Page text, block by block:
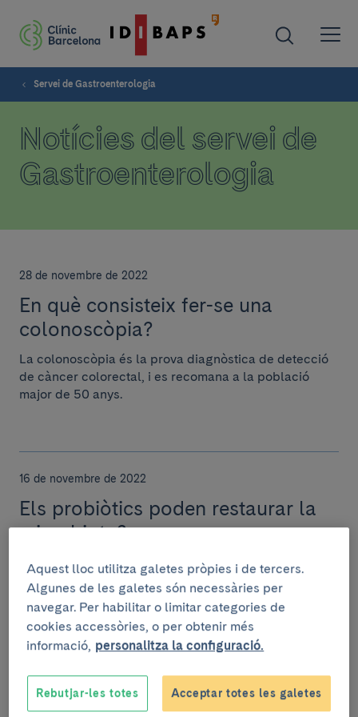
Servei de Gastroenterologia
Notícies del servei de
Gastroenterologia
28 de novembre de 2022
En què consisteix fer-se una
colonoscòpia?
La colonoscòpia és la prova diagnòstica de detecció
de càncer colorectal, i es recomana a la població
major de 50 anys.
16 de novembre de 2022
Els probiòtics poden restaurar la
microbiota?
Els probiòtics són microorganismes beneficiosos per
la salut, ajuden a equilibrar la microbiota intestinal,
que té una gran importància per enforti...
Vuit investigadors del Clínic-
Aquest lloc utilitza galetes pròpies i de tercers.
Algunes de les galetes són necessàries per
navegar. Per habilitar o limitar categories de
cookies accessòries, o per obtenir més
informació, personalitza la configuració.
Rebutjar-les totes Acceptar totes les galetes